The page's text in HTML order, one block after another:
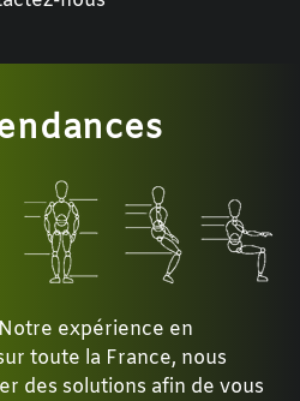
expérience en
toute la France, nous
des solutions afin de vous